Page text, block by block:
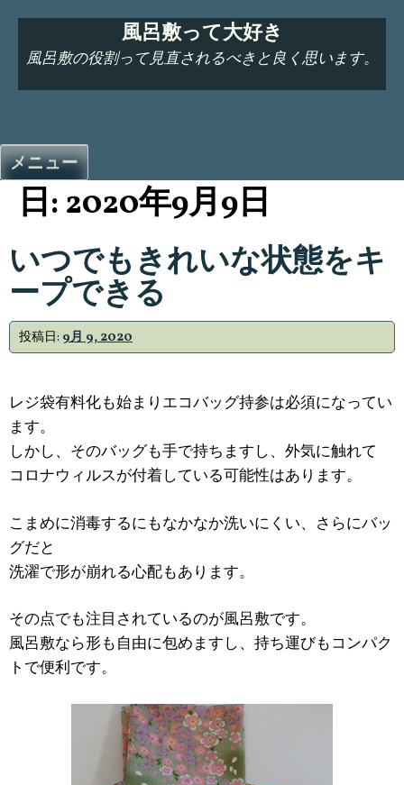
ス
キ
風呂敷って大好き
風呂敷の役割って見直されるべきと良く思います。
メニュー
日: 2020年9月9日
いつでもきれいな状態をキ
ープできる
投稿日: 9月 9, 2020
レジ袋有料化も始まりエコバッグ持参は必須になってい
ます。
しかし、そのバッグも手で持ちますし、外気に触れて
コロナウィルスが付着している可能性はあります。
こまめに消毒するにもなかなか洗いにくい、さらにバッ
グだと
洗濯で形が崩れる心配もあります。
その点でも注目されているのが風呂敷です。
風呂敷なら形も自由に包めますし、持ち運びもコンパク
トで便利です。